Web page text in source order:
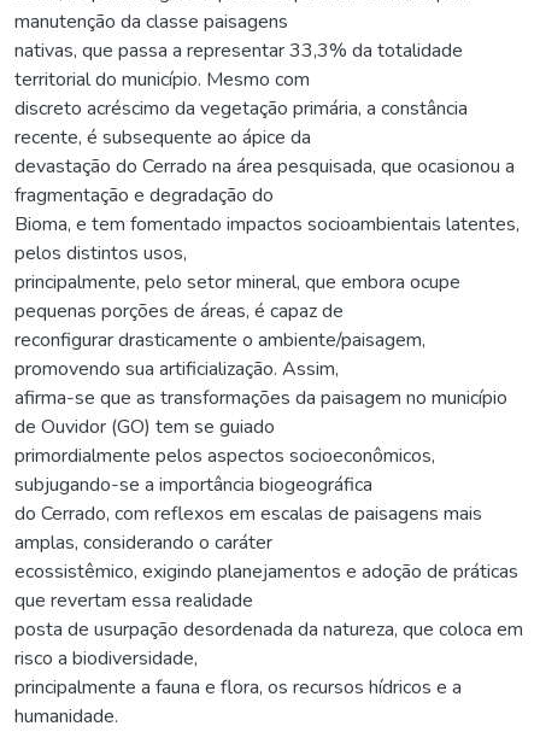
manutenção da classe paisagens
nativas, que passa a representar 33,3% da totalidade
territorial do município. Mesmo com
discreto acréscimo da vegetação primária, a constância
recente, é subsequente ao ápice da
devastação do Cerrado na área pesquisada, que ocasionou a
fragmentação e degradação do
Bioma, e tem fomentado impactos socioambientais latentes,
pelos distintos usos,
principalmente, pelo setor mineral, que embora ocupe
pequenas porções de áreas, é capaz de
reconfigurar drasticamente o ambiente/paisagem,
promovendo sua artificialização. Assim,
afirma-se que as transformações da paisagem no município
de Ouvidor (GO) tem se guiado
primordialmente pelos aspectos socioeconômicos,
subjugando-se a importância biogeográfica
do Cerrado, com reflexos em escalas de paisagens mais
amplas, considerando o caráter
ecossistêmico, exigindo planejamentos e adoção de práticas
que revertam essa realidade
posta de usurpação desordenada da natureza, que coloca em
risco a biodiversidade,
principalmente a fauna e flora, os recursos hídricos e a
humanidade.